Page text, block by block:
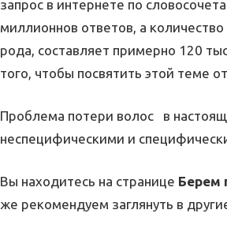
запрос в интернете по
миллионнов ответов, а
рода, составляет примерно 120
того, чтобы посвятить этой теме
Проблема потери волос в
неспецифическими и
Вы находитесь на странице Берем
же рекомендуем заглянуть в